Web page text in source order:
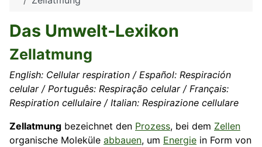
Das Umwelt-Lexikon
Zellatmung
English: Cellular respiration / Español: Respiración
celular / Português: Respiração celular / Français:
Respiration cellulaire / Italian: Respirazione cellulare
Zellatmung bezeichnet den Prozess, bei dem Zellen
organische Moleküle abbauen, um Energie in Form von